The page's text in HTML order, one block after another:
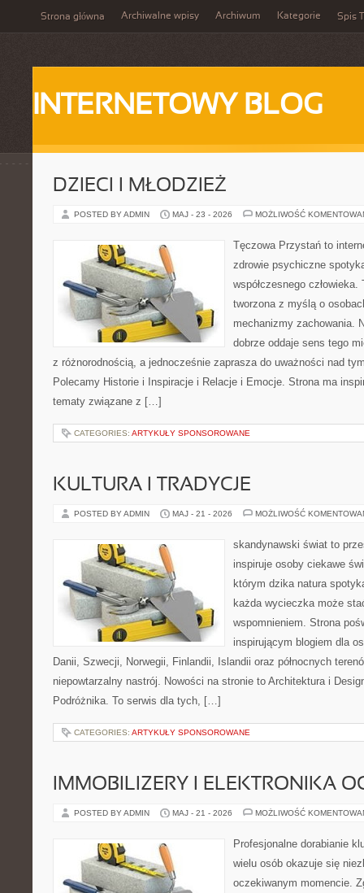
Strona główna Archiwalne wpisy Archiwum Kategorie Spis
INTERNETOWY BLOG
DZIECI I MŁODZIEŻ
POSTED BY ADMIN MAJ - 23 - 2026 MOŻLIWOŚĆ
Tęczowa Przystań to
zdrowie psychiczne
współczesnego
tworzona z myślą o
mechanizmy zachowania.
dobrze oddaje sens tego
z różnorodnością, a jednocześnie zaprasza do uważności nad
Polecamy Historie i Inspiracje i Relacje i Emocje. Strona ma
tematy związane z […]
CATEGORIES: ARTYKUŁY SPONSOROWANE
KULTURA I TRADYCJE
POSTED BY ADMIN MAJ - 21 - 2026 MOŻLIWOŚĆ
skandynawski świat to
inspiruje osoby ciekawe
którym dzika natura
każda wycieczka może
wspomnieniem. Strona
inspirującym blogiem dla
Danii, Szwecji, Norwegii, Finlandii, Islandii oraz północnych
niepowtarzalny nastrój. Nowości na stronie to Architektura i
Podróżnika. To serwis dla tych, […]
CATEGORIES: ARTYKUŁY SPONSOROWANE
IMMOBILIZERY I ELEKTRONIKA
POSTED BY ADMIN MAJ - 21 - 2026 MOŻLIWOŚĆ
Profesjonalne dorabianie
wielu osób okazuje się
oczekiwanym momencie.